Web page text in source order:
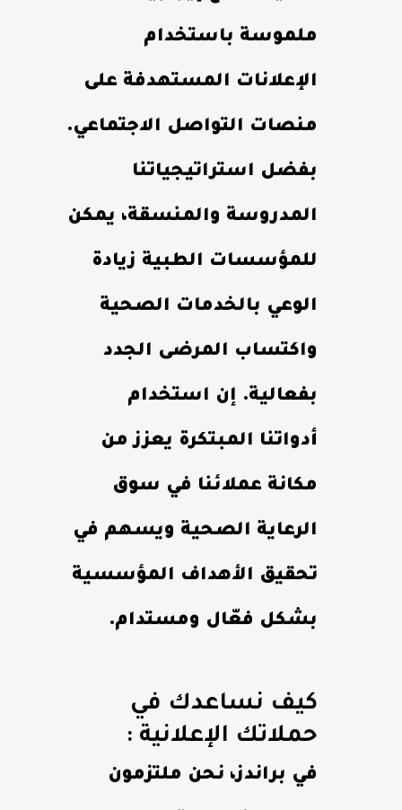
ملموسة باستخدام
الإعلانات المستهدفة على
منصات التواصل الاجتماعي.
بفضل استراتيجياتنا
المدروسة والمنسقة، يمكن
للمؤسسات الطبية زيادة
الوعي بالخدمات الصحية
واكتساب المرضى الجدد
بفعالية. إن استخدام
أدواتنا المبتكرة يعزز من
مكانة عملائنا في سوق
الرعاية الصحية ويسهم في
تحقيق الأهداف المؤسسية
بشكل فعّال ومستدام.
كيف نساعدك في
حملاتك الإعلانية :
في براندز، نحن ملتزمون